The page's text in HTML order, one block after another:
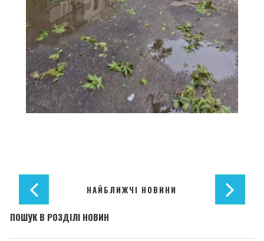
НАЙБЛИЖЧІ НОВИНИ
ПОШУК В РОЗДІЛІ НОВИН